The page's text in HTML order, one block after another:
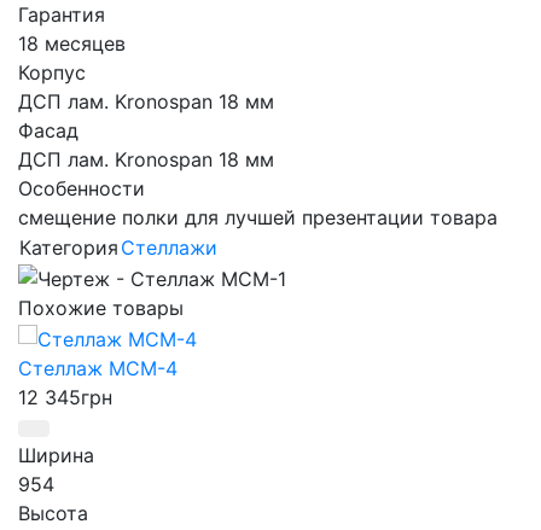
Гарантия
18 месяцев
Корпус
ДСП лам. Kronospan 18 мм
Фасад
ДСП лам. Kronospan 18 мм
Особенности
смещение полки для лучшей презентации товара
Категория Стеллажи
Похожие товары
Стеллаж МСМ-4
12 345грн
Ширина
954
Высота